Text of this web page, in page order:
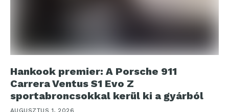
Hankook premier: A Porsche 911
Carrera Ventus S1 Evo Z
sportabroncsokkal kerül ki a gyárból
AUGUSZTUS 1, 2026